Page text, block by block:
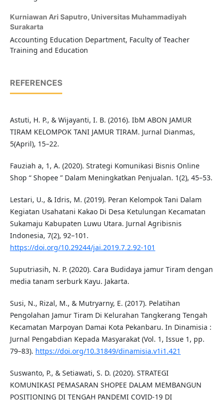
Kurniawan Ari Saputro, Universitas Muhammadiyah
Surakarta
Accounting Education Department, Faculty of Teacher
Training and Education
REFERENCES
Astuti, H. P., & Wijayanti, I. B. (2016). IbM ABON JAMUR
TIRAM KELOMPOK TANI JAMUR TIRAM. Jurnal Dianmas,
5(April), 15–22.
Fauziah a, 1, A. (2020). Strategi Komunikasi Bisnis Online
Shop “ Shopee ” Dalam Meningkatkan Penjualan. 1(2), 45–53.
Lestari, U., & Idris, M. (2019). Peran Kelompok Tani Dalam
Kegiatan Usahatani Kakao Di Desa Ketulungan Kecamatan
Sukamaju Kabupaten Luwu Utara. Jurnal Agribisnis
Indonesia, 7(2), 92–101.
https://doi.org/10.29244/jai.2019.7.2.92-101
Suputriasih, N. P. (2020). Cara Budidaya jamur Tiram dengan
media tanam serburk Kayu. Jakarta.
Susi, N., Rizal, M., & Mutryarny, E. (2017). Pelatihan
Pengolahan Jamur Tiram Di Kelurahan Tangkerang Tengah
Kecamatan Marpoyan Damai Kota Pekanbaru. In Dinamisia :
Jurnal Pengabdian Kepada Masyarakat (Vol. 1, Issue 1, pp.
79–83). https://doi.org/10.31849/dinamisia.v1i1.421
Suswanto, P., & Setiawati, S. D. (2020). STRATEGI
KOMUNIKASI PEMASARAN SHOPEE DALAM MEMBANGUN
POSITIONING DI TENGAH PANDEMI COVID-19 DI